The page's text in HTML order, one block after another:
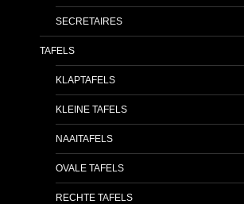
SECRETAIRES
TAFELS
KLAPTAFELS
KLEINE TAFELS
NAAITAFELS
OVALE TAFELS
RECHTE TAFELS